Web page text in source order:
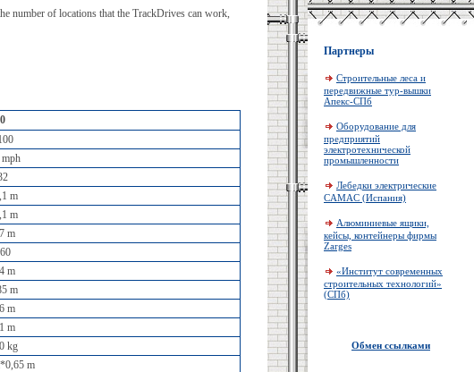
number of locations that the TrackDrives can work,
0
mph
m
m
m
m
m
m
m
kg
m
Партнеры
Строительные леса и
передвижные тур-вышки
Апекс-СПб
Оборудование для
предприятий
электротехнической
промышленности
Лебедки электрические
CAMAC (Испания)
Алюминиевые ящики,
кейсы, контейнеры фирмы
Zarges
«Институт современных
строительных технологий»
(СПб)
Обмен ссылками